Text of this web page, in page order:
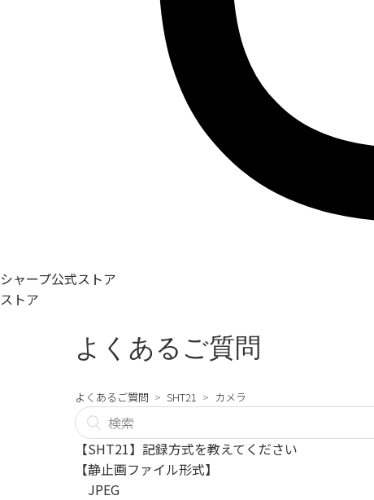
シャープ公式ストア
ストア
よくあるご質問
よくあるご質問 SHT21 カメラ
【SHT21】記録方式を教えてください
【静止画ファイル形式】
JPEG